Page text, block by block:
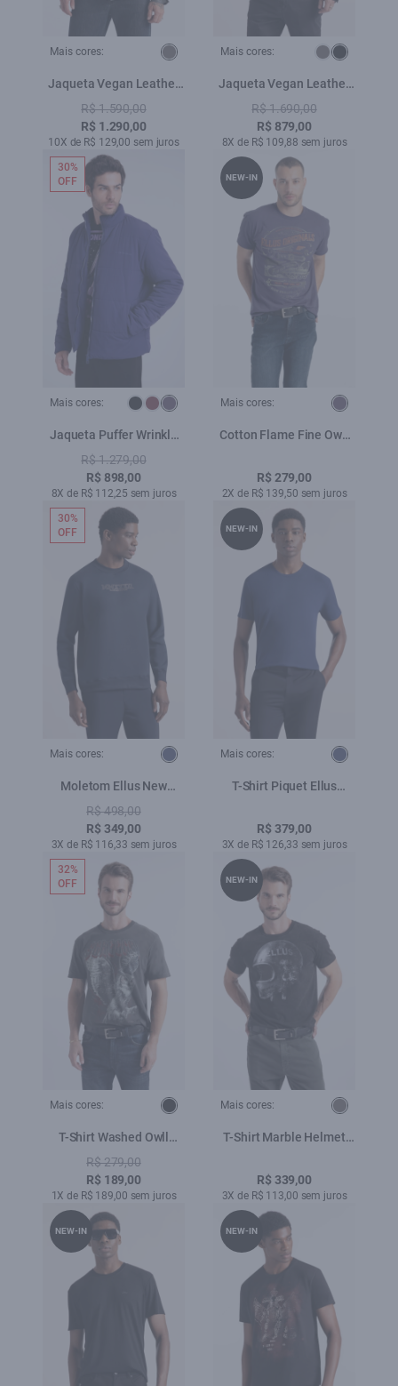
Mais cores:
Jaqueta Vegan Leather
Golf Rider Bomber
Grafite
R$ 1.590,00
R$ 1.290,00
10X de R$ 129,00 sem juros
Mais cores:
Jaqueta Vegan Leather
Golf Classic Fur Preto
R$ 1.690,00
R$ 879,00
8X de R$ 109,88 sem juros
Mais cores:
Jaqueta Puffer Wrinkle
Ellus Purple Blue
R$ 1.279,00
R$ 898,00
8X de R$ 112,25 sem juros
30%
OFF
Mais cores:
Cotton Flame Fine Own
Blue
R$ 279,00
2X de R$ 139,50 sem juros
NEW-IN
Mais cores:
Moletom Ellus New
Future Dark Navy
R$ 498,00
R$ 349,00
3X de R$ 116,33 sem juros
30%
OFF
Mais cores:
T-Shirt Piquet Ellus
R$ 379,00
3X de R$ 126,33 sem juros
NEW-IN
Mais cores:
T-Shirt Washed Owll
Preto
R$ 279,00
R$ 189,00
1X de R$ 189,00 sem juros
32%
OFF
Mais cores:
T-Shirt Marble Helmet
R$ 339,00
3X de R$ 113,00 sem juros
NEW-IN
NEW-IN NEW-IN